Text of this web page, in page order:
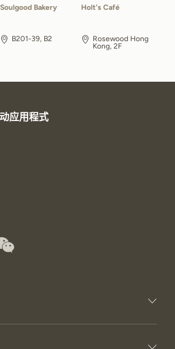
Soulgood Bakery
B201-39, B2
Holt's Café
Rosewood Hong
Kong, 2F
应用程式